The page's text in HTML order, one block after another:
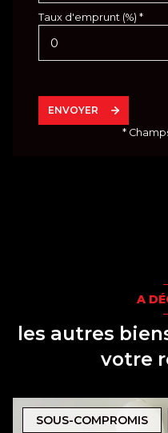
Taux d'emprunt (%) *
ENVOYER
*
A
les autres
votre
SOUS-COMPROMIS